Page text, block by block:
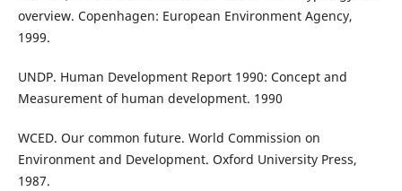
overview. Copenhagen: European Environment Agency,
1999.
UNDP. Human Development Report 1990: Concept and
Measurement of human development. 1990
WCED. Our common future. World Commission on
Environment and Development. Oxford University Press,
1987.